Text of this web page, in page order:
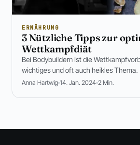
ERNÄHRUNG
3 Nützliche Tipps zur
Wettkampfdiät
Bei Bodybuildern ist die
wichtiges und oft auch heikles Thema.
Anna Hartwig 14. Jan. 2024 2 Min.